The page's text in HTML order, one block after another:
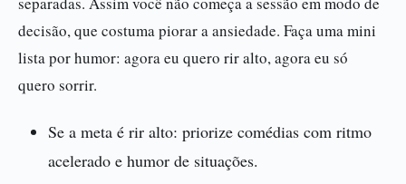
decisão, que costuma piorar a ansiedade. Faça uma mini
lista por humor: agora eu quero rir alto, agora eu só
quero sorrir.
Se a meta é rir alto: priorize comédias com ritmo
acelerado e humor de situações.